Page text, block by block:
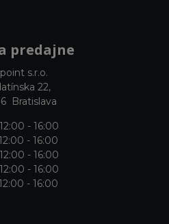
predajne
s.r.o.
22,
Bratislava
- 16:00
- 16:00
- 16:00
- 16:00
- 16:00